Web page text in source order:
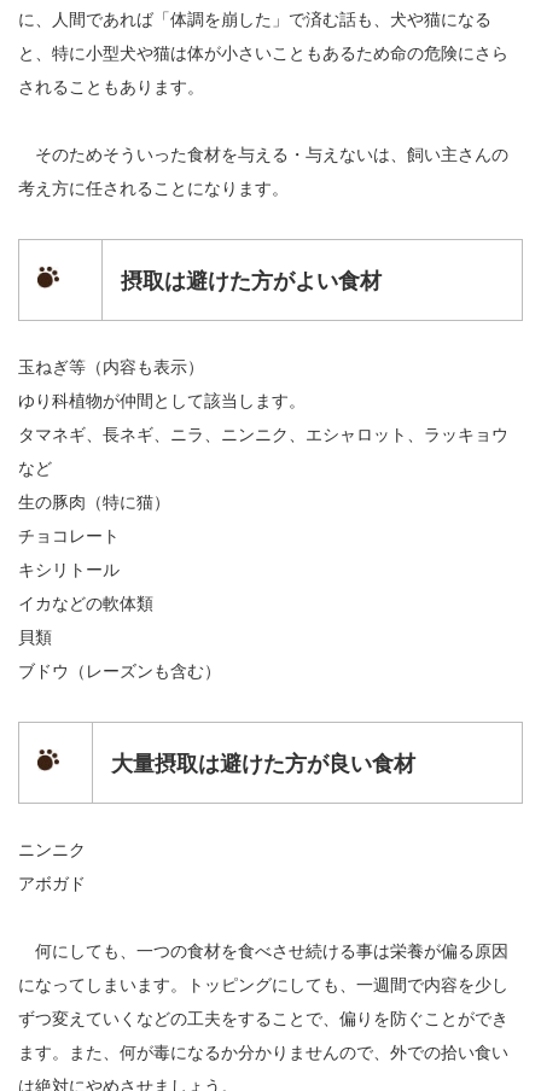
に、人間であれば「体調を崩した」で済む話も、犬や猫になる
と、特に小型犬や猫は体が小さいこともあるため命の危険にさら
されることもあります。
そのためそういった食材を与える・与えないは、飼い主さんの
考え方に任されることになります。
摂取は避けた方がよい食材
玉ねぎ等（内容も表示）
ゆり科植物が仲間として該当します。
タマネギ、長ネギ、ニラ、ニンニク、エシャロット、ラッキョウ
など
生の豚肉（特に猫）
チョコレート
キシリトール
イカなどの軟体類
貝類
ブドウ（レーズンも含む）
大量摂取は避けた方が良い食材
ニンニク
アボガド
何にしても、一つの食材を食べさせ続ける事は栄養が偏る原因
になってしまいます。トッピングにしても、一週間で内容を少し
ずつ変えていくなどの工夫をすることで、偏りを防ぐことができ
ます。また、何が毒になるか分かりませんので、外での拾い食い
は絶対にやめさせましょう。